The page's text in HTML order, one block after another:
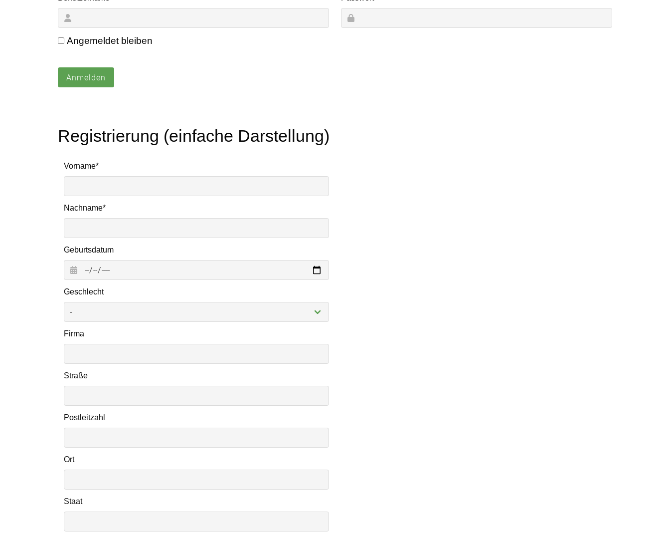
Angemeldet bleiben
Anmelden
Registrierung (einfache Darstellung)
Pflichtfeld
Vorname*
Pflichtfeld
Nachname*
Geburtsdatum
Geschlecht
Firma
Straße
Postleitzahl
Ort
Staat